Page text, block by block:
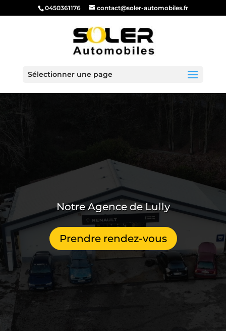
0450361176 contact@soler-automobiles.fr
Sélectionner une page
Notre Agence de Lully
Prendre rendez-vous